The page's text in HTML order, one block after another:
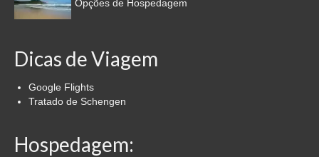
Opções de Hospedagem
Dicas de Viagem
Google Flights
Tratado de Schengen
Hospedagem: